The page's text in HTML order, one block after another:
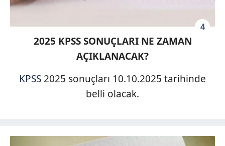
4
2025 KPSS SONUÇLARI NE ZAMAN
AÇIKLANACAK?
KPSS 2025 sonuçları 10.10.2025 tarihinde
belli olacak.